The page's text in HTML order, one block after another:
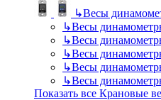
↳Весы
↳Весы
↳Весы
↳Весы
↳Весы
↳Весы
Показать все Крановые